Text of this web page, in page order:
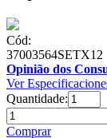
Cód:
37003564SETX12
Opinião dos
Ver
Quantidade:
Comprar